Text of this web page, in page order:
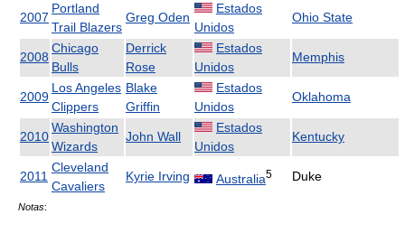
2007
Portland
Trail Blazers
Greg Oden
Estados
Unidos
Ohio State
2008
Chicago
Bulls
Derrick
Rose
Estados
Unidos
Memphis
2009
Los Angeles
Clippers
Blake
Griffin
Estados
Unidos
Oklahoma
2010
Washington
Wizards
John Wall
Estados
Unidos
Kentucky
2011
Cleveland
Cavaliers
Kyrie Irving Australia5 Duke
Notas: